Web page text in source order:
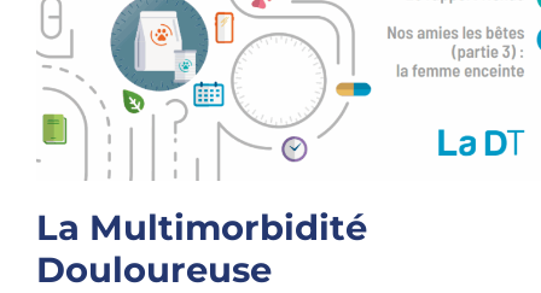
La Multimorbidité
Douloureuse